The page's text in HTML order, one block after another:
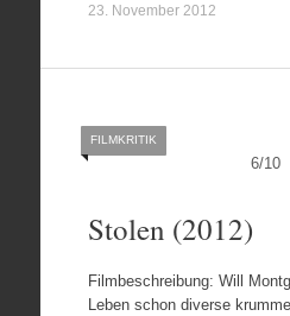
23. November 2012
6/10
FILMKRITIK
Stolen (2012)
Filmbeschreibung: Will
Leben schon diverse